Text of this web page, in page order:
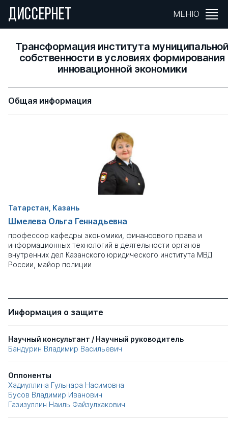
ДИССЕРНЕТ МЕНЮ
Трансформация института
собственности в условиях формирования
инновационной экономики
Общая информация
Татарстан, Казань
Шмелева Ольга Геннадьевна
профессор кафедры экономики, финансового права и
информационных технологий в деятельности органов
внутренних дел Казанского юридического института МВД
России, майор полиции
Информация о защите
Научный консультант / Научный руководитель
Бандурин Владимир Васильевич
Оппоненты
Хадиуллина Гульнара Насимовна
Бусов Владимир Иванович
Газизуллин Наиль Файзулхакович